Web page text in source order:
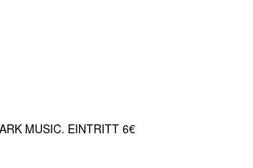
MUSIC. EINTRITT 6€